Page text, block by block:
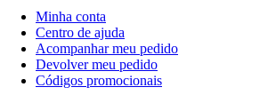
Minha conta
Centro de ajuda
Acompanhar meu pedido
Devolver meu pedido
Códigos promocionais